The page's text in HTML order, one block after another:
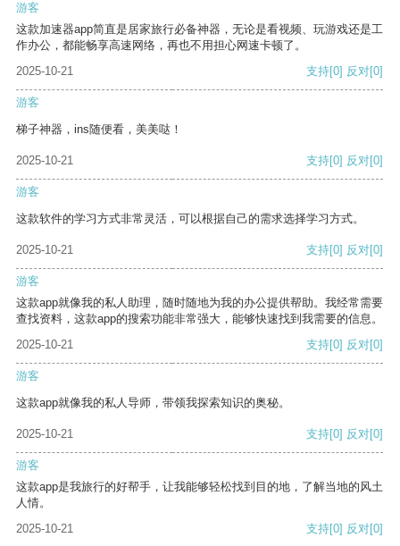
游客
这款加速器app简直是居家旅行必备神器，无论是看视频、玩游戏还是工
作办公，都能畅享高速网络，再也不用担心网速卡顿了。
2025-10-21
支持[0] 反对[0]
游客
梯子神器，ins随便看，美美哒！
2025-10-21 支持[0] 反对[0]
游客
这款软件的学习方式非常灵活，可以根据自己的需求选择学习方式。
2025-10-21 支持[0] 反对[0]
游客
这款app就像我的私人助理，随时随地为我的办公提供帮助。我经常需要
查找资料，这款app的搜索功能非常强大，能够快速找到我需要的信息。
2025-10-21
支持[0] 反对[0]
游客
这款app就像我的私人导师，带领我探索知识的奥秘。
2025-10-21 支持[0] 反对[0]
游客
这款app是我旅行的好帮手，让我能够轻松找到目的地，了解当地的风土
人情。
2025-10-21
支持[0] 反对[0]